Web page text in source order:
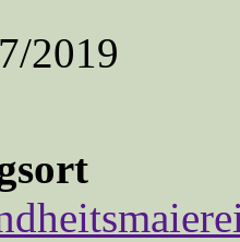
2019